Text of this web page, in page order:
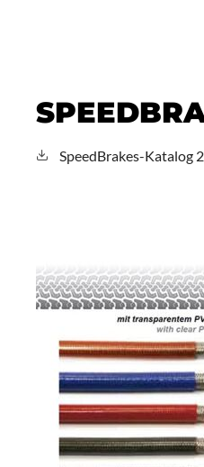
SpeedBrakes-Katalog